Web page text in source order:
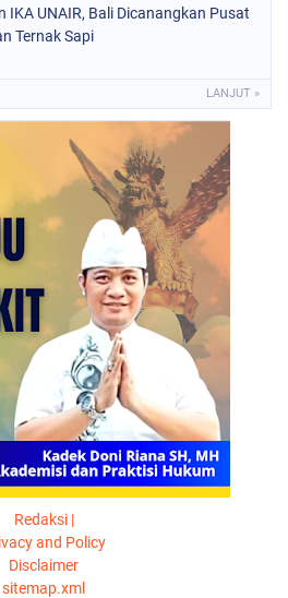
IKA UNAIR, Bali Dicanangkan Pusat
Ternak Sapi
LANJUT »
Redaksi |
and Policy
Disclaimer
sitemap.xml